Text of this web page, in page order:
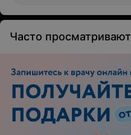
Часто просматривают